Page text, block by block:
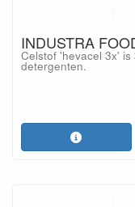
INDUSTRA
Celstof 'hevacel 3x'
detergenten.